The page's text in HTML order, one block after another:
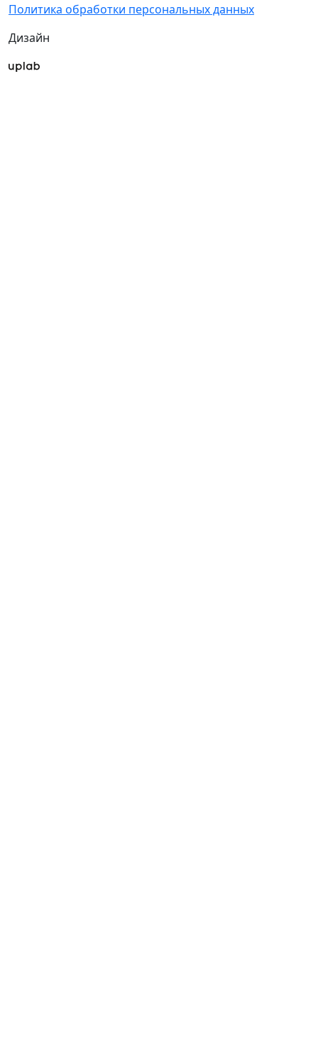
Политика обработки персональных данных
Дизайн